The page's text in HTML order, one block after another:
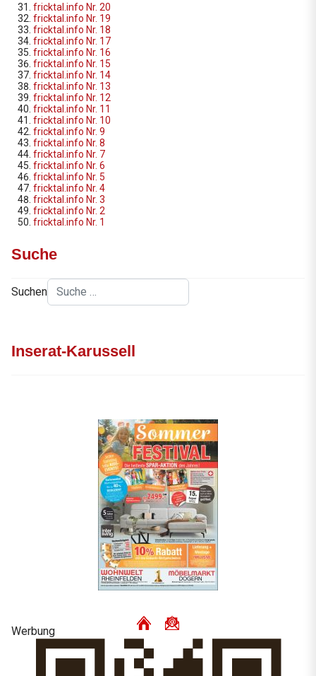
fricktal.info Nr. 20
fricktal.info Nr. 19
fricktal.info Nr. 18
fricktal.info Nr. 17
fricktal.info Nr. 16
fricktal.info Nr. 15
fricktal.info Nr. 14
fricktal.info Nr. 13
fricktal.info Nr. 12
fricktal.info Nr. 11
fricktal.info Nr. 10
fricktal.info Nr. 9
fricktal.info Nr. 8
fricktal.info Nr. 7
fricktal.info Nr. 6
fricktal.info Nr. 5
fricktal.info Nr. 4
fricktal.info Nr. 3
fricktal.info Nr. 2
fricktal.info Nr. 1
Suche
Suchen
Inserat-Karussell
Werbung